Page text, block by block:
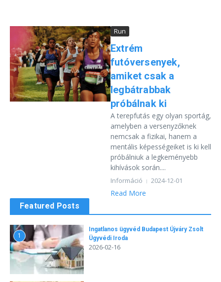
Run
Extrém
futóversenyek,
amiket csak a
legbátrabbak
próbálnak ki
A terepfutás egy olyan sportág,
amelyben a versenyzőknek
nemcsak a fizikai, hanem a
mentális képességeiket is ki kell
próbálniuk a legkeményebb
kihívások során....
Információ 2024-12-01
Read More
Featured Posts
1
Ingatlanos ügyvéd Budapest Újváry Zsolt
Ügyvédi Iroda
2026-02-16